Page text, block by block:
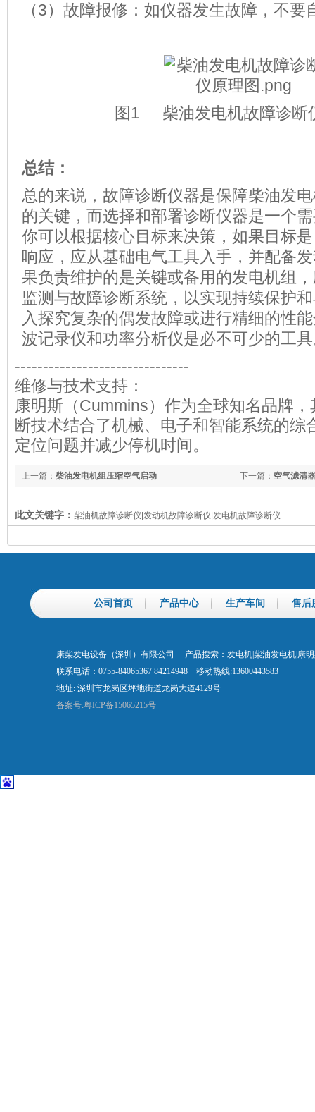
（3）故障报修：如仪器发生故障，不要
图1 柴油发电机故障诊断
总结：
总的来说，故障诊断仪器是保障柴油发
的关键，而选择和部署诊断仪器是一个
你可以根据核心目标来决策，如果目标
响应，应从基础电气工具入手，并配备
果负责维护的是关键或备用的发电机组
监测与故障诊断系统，以实现持续保护
入探究复杂的偶发故障或进行精细的性
波记录仪和功率分析仪是必不可少的工
-------------------------------
维修与技术支持：
康明斯（Cummins）作为全球知名品牌
断技术结合了机械、电子和智能系统的综
定位问题并减少停机时间。
下一篇： 空气滤清
上一篇： 柴油发电机组压缩空气启动
此文关键字： 柴油机故障诊断仪|发动机故障诊断仪|发电机故障诊断仪
公司首页 产品中心 生产车间 售后
康柴发电设备（深圳）有限公司 产品搜索：发电机|柴油发电机|康
联系电话：0755-84065367 84214948 移动热线:13600443583
地址: 深圳市龙岗区坪地街道龙岗大道4129号
备案号:粤ICP备15065215号